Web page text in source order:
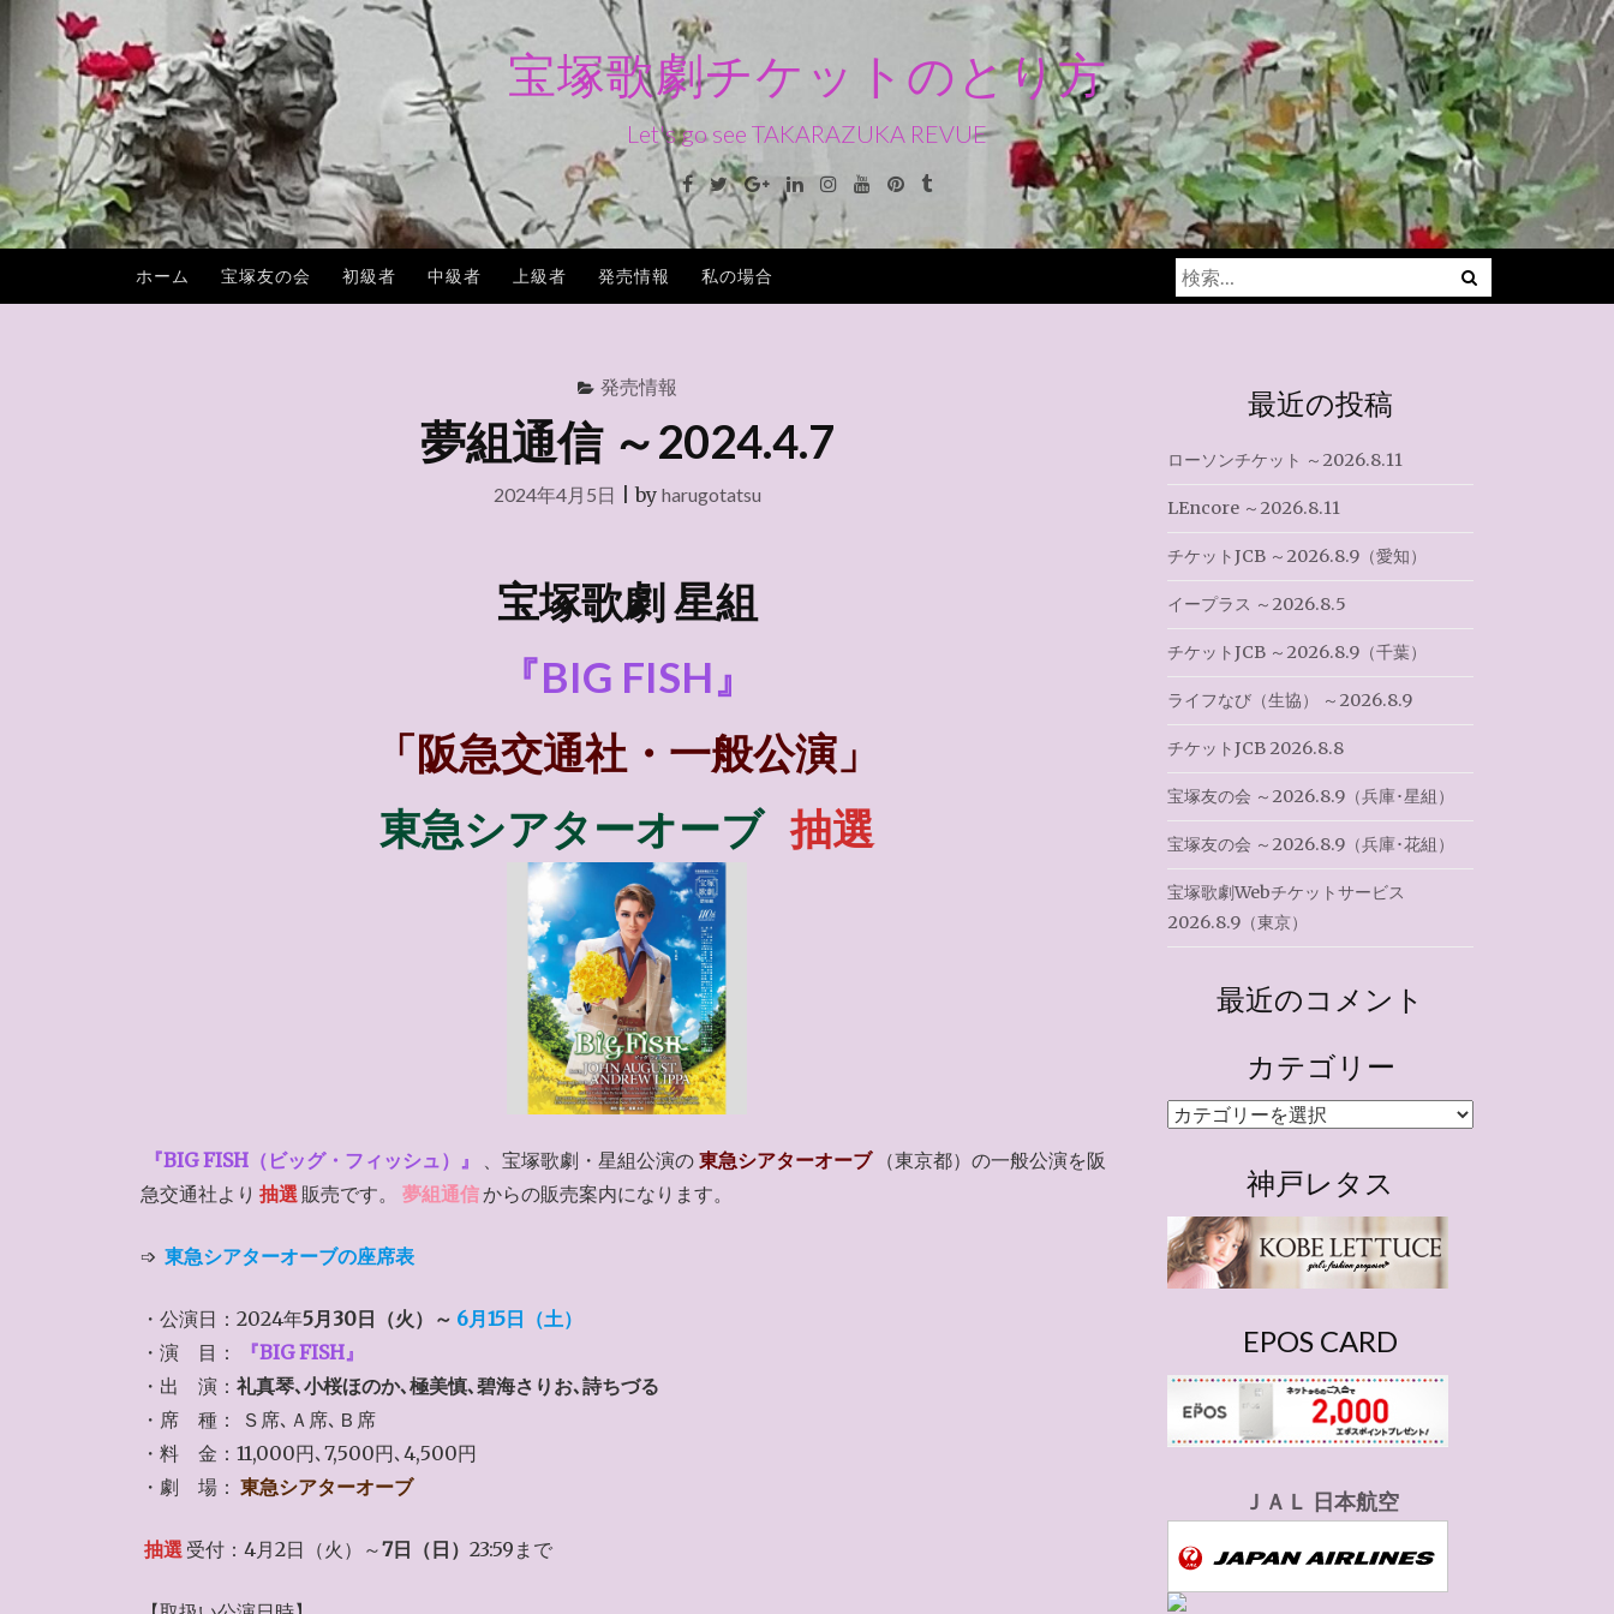
へ
ス
キ
宝塚歌劇チケットのとり方
Let's go see TAKARAZUKA REVUE
Facebook
TwitterGoogle+LinkedinInstagramYoutubePinterest
Tumblr
ホーム 宝塚友の会 初級者 中級者 上級者 発売情報 私の場合
検
索:
発売情報
夢組通信 ～2024.4.7
2024年4月5日 |by harugotatsu
宝塚歌劇 星組
『BIG FISH』
「阪急交通社・一般公演」
東急シアターオーブ 抽選
『BIG FISH（ビッグ・フィッシュ）』 、宝塚歌劇・星組公演の 東急シアターオーブ
（東京都）の一般公演を阪
急交通社より 抽選 販売です。 夢組通信からの販売案内になります。
➩ 東急シアターオーブの座席表
・公演日：2024年5月30日（火）～ 6月15日（土）
・演 目：
『BIG FISH』
・出 演： 礼真琴､小桜ほのか､極美慎､碧海さりお､詩ちづる
・席 種： Ｓ席､Ａ席､Ｂ席
・料 金：11,000円､7,500円､4,500円
・劇 場： 東急シアターオーブ
抽選 受付：4月2日（火）～7日（日）23:59まで
最近の投稿
ローソンチケット ～2026.8.11
LEncore ～2026.8.11
チケットJCB ～2026.8.9（愛知）
イープラス ～2026.8.5
チケットJCB ～2026.8.9（千葉）
ライフなび（生協） ～2026.8.9
チケットJCB 2026.8.8
宝塚友の会 ～2026.8.9（兵庫･星組）
宝塚友の会 ～2026.8.9（兵庫･花組）
宝塚歌劇Webチケットサービス
2026.8.9（東京）
最近のコメント
カテゴリー
カ
ー
神戸レタス
EPOS CARD
ＪＡＬ 日本航空